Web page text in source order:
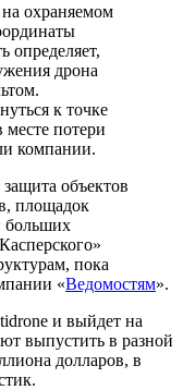
охраняемом
определяет,
дрона
к точке
месте потери
компании.
объектов
площадок
больших
пока
«Ведомостям».
и выйдет на
выпустить в разной
долларов, в